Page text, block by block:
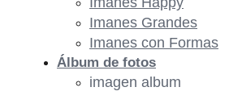
Imanes Grandes
Imanes con Formas
Álbum de fotos
imagen album